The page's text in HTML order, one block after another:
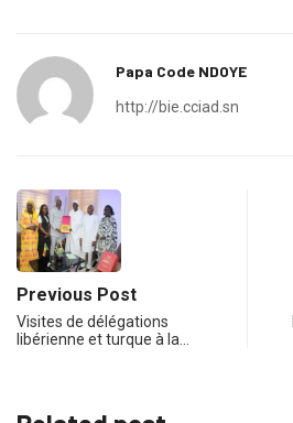
Papa Code NDOYE
http://bie.cciad.sn
Previous Post
Visites de délégations
libérienne et turque à la…